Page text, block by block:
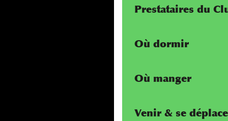
Prestataires du
Où dormir
Où manger
Venir & se